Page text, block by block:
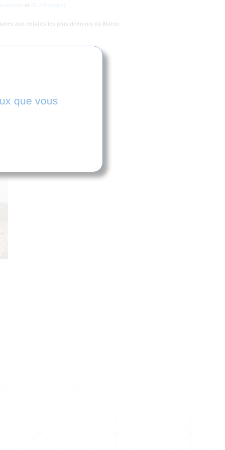
et .
aux enfants les plus démunis du Maroc.
que vous